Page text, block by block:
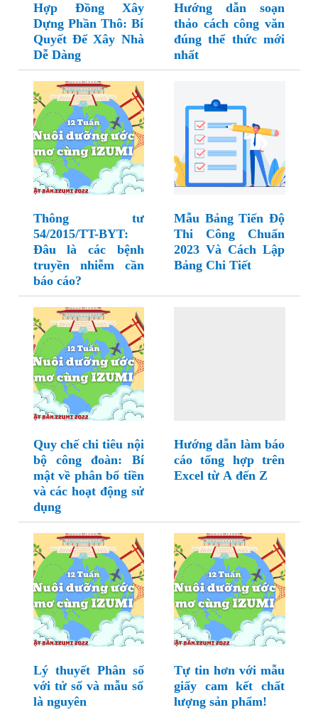
Hợp Đồng Xây
Dựng Phần Thô: Bí
Quyết Để Xây Nhà
Dễ Dàng
Hướng dẫn soạn
thảo cách công văn
đúng thể thức mới
nhất
Thông tư
54/2015/TT-BYT:
Đâu là các bệnh
truyền nhiễm cần
báo cáo?
Mẫu Bảng Tiến Độ
Thi Công Chuẩn
2023 Và Cách Lập
Bảng Chi Tiết
Quy chế chi tiêu nội
bộ công đoàn: Bí
mật về phân bổ tiền
và các hoạt động sử
dụng
Hướng dẫn làm báo
cáo tổng hợp trên
Excel từ A đến Z
Lý thuyết Phân số
với tử số và mẫu số
là nguyên
Tự tin hơn với mẫu
giấy cam kết chất
lượng sản phẩm!